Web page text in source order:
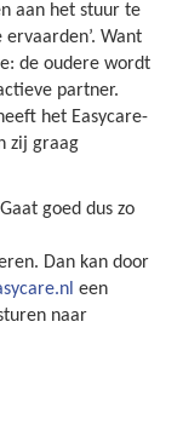
aan het stuur te
Want
de oudere wordt
partner.
het Easycare-
zij graag
goed dus zo
Dan kan door
een
naar